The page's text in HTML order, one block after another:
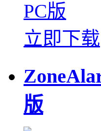
PC版
立即下载
版